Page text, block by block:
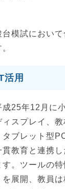
模試において
活用
25年12月に
スプレイ、
ブレット型
教育と連携
。ツールの特
を展開、教員